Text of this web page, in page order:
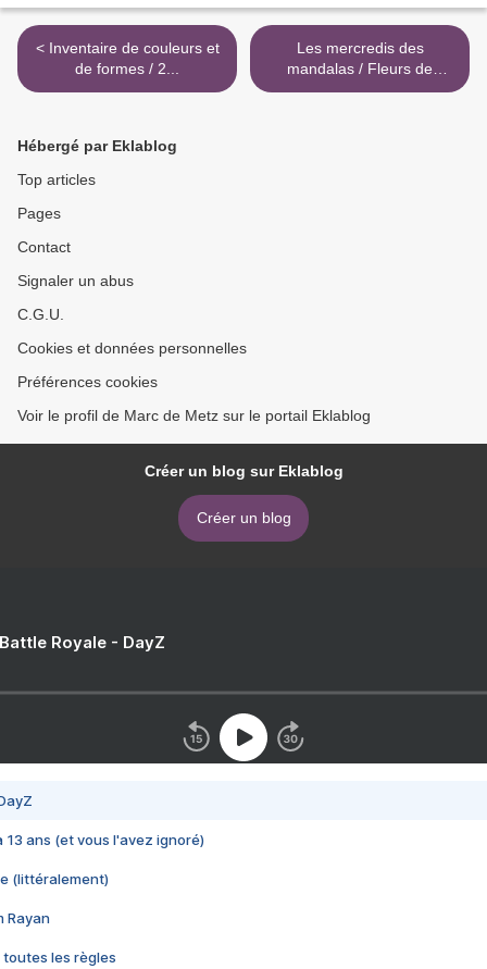
< Inventaire de couleurs et
de formes / 2...
Les mercredis des
mandalas / Fleurs de
septembre... >
Hébergé par Eklablog
Top articles
Pages
Contact
Signaler un abus
C.G.U.
Cookies et données personnelles
Préférences cookies
Voir le profil de Marc de Metz sur le portail Eklablog
Créer un blog sur Eklablog
Créer un blog
Royale - DayZ
13 ans (et vous l'avez ignoré)
(littéralement)
Rayan
toutes les règles